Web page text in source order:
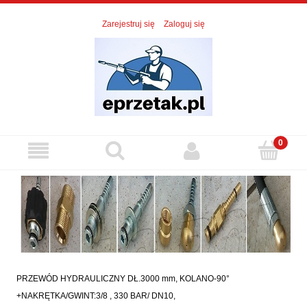
Zarejestruj się Zaloguj się
PRZEWÓD HYDRAULICZNY DŁ.3000 mm, KOLANO-90°
+NAKRĘTKA/GWINT:3/8 , 330 BAR/ DN10,